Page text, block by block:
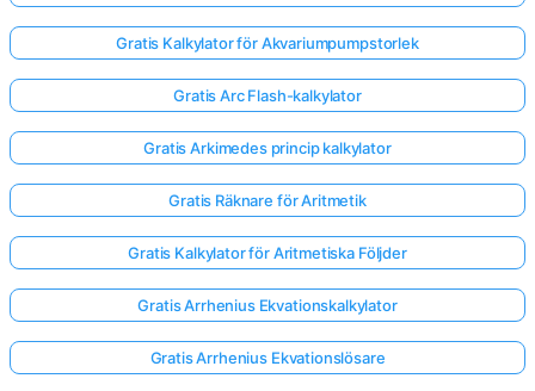
Gratis Kalkylator för Akvariumpumpstorlek
Gratis Arc Flash-kalkylator
Gratis Arkimedes princip kalkylator
Gratis Räknare för Aritmetik
Gratis Kalkylator för Aritmetiska Följder
Gratis Arrhenius Ekvationskalkylator
Gratis Arrhenius Ekvationslösare